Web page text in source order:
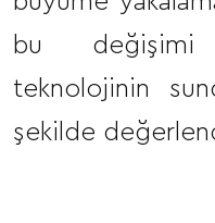
bu değişimi
teknolojinin
şekilde